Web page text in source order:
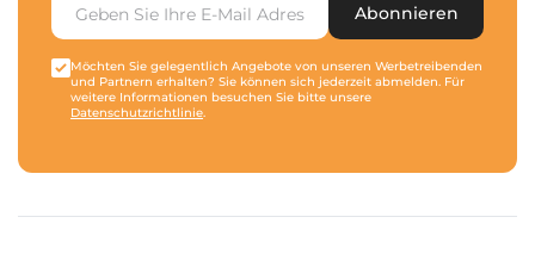
Abonnieren
Möchten Sie gelegentlich Angebote von unseren Werbetreibenden
und Partnern erhalten? Sie können sich jederzeit abmelden. Für
weitere Informationen besuchen Sie bitte unsere
Datenschutzrichtlinie.